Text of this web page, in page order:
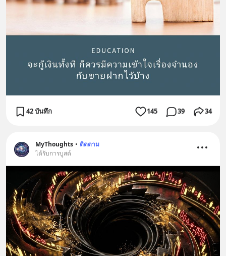
42 บันทึก 145 39 34
MyThoughts • ติดตาม
ได้รับการบูสต์